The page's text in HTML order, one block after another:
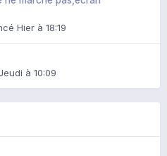
Hier à 18:19
à 10:09